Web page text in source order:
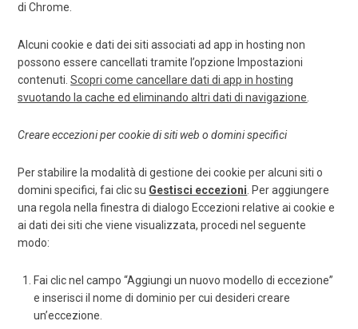
di Chrome.
Alcuni cookie e dati dei siti associati ad app in hosting non
possono essere cancellati tramite l’opzione Impostazioni
contenuti.Scopri come cancellare dati di app in hosting
svuotando la cache ed eliminando altri dati di navigazione
Creare eccezioni per cookie di siti web o domini specifici
Per stabilire la modalità di gestione dei cookie per alcuni siti o
domini specifici, fai clic su Gestisci eccezioni . Per aggiungere
una regola nella finestra di dialogo Eccezioni relative ai cookie e
ai dati dei siti che viene visualizzata, procedi nel seguente
modo:
Fai clic nel campo “Aggiungi un nuovo modello di eccezione”
e inserisci il nome di dominio per cui desideri creare
un’eccezione.